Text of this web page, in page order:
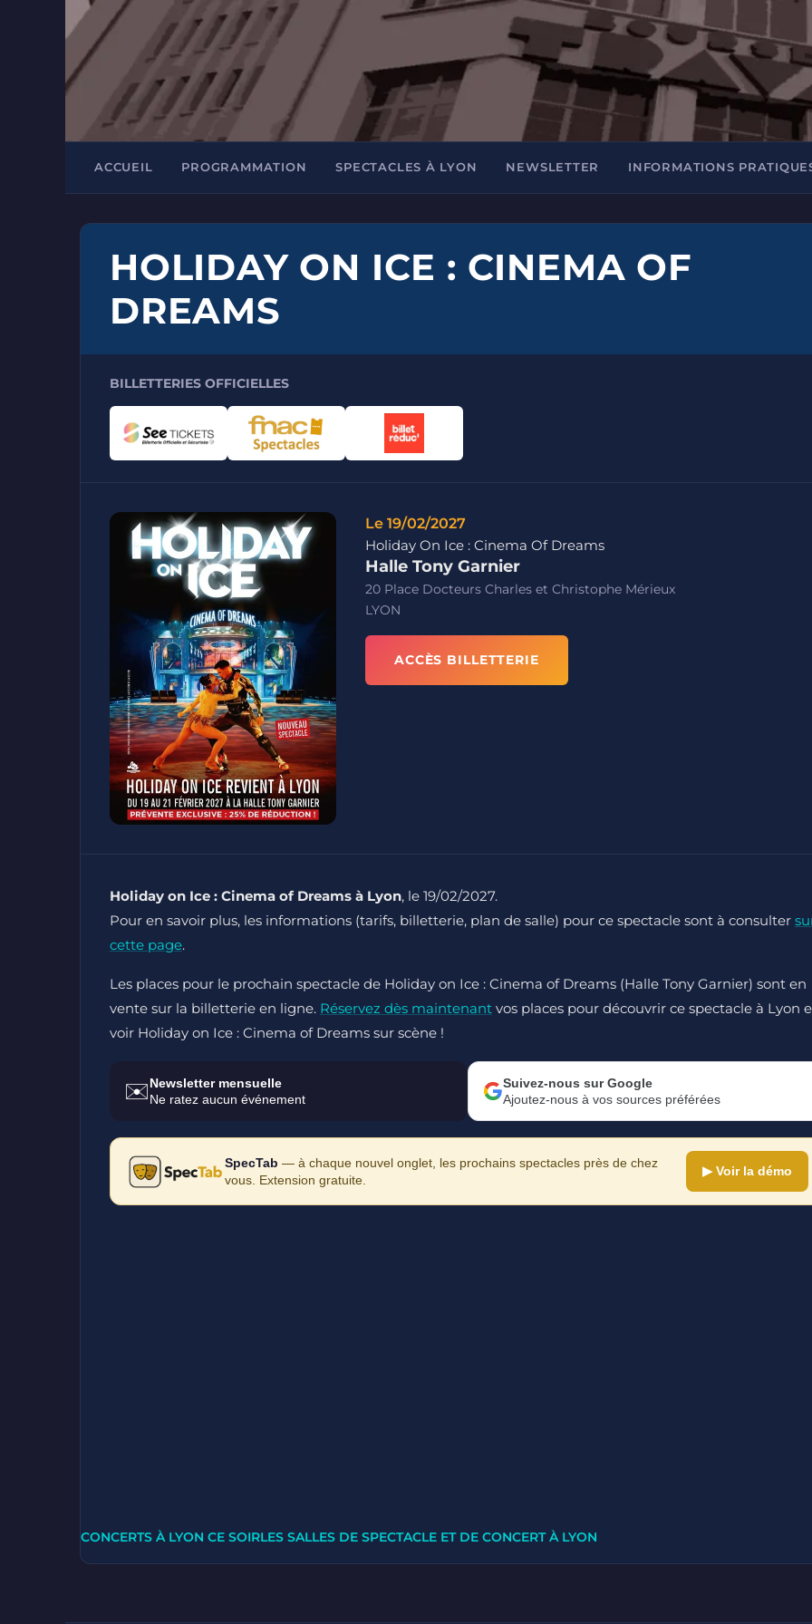
ACCUEIL PROGRAMMATION SPECTACLES À LYON NEWSLETTER INFORMATIONS
HOLIDAY ON ICE : CINEMA OF
DREAMS
BILLETTERIES OFFICIELLES
Le 19/02/2027
Holiday On Ice : Cinema Of Dreams
Halle Tony Garnier
20 Place Docteurs Charles et Christophe Mérieux
LYON
ACCÈS BILLETTERIE
Holiday on Ice : Cinema of Dreams à Lyon, le 19/02/2027.
Pour en savoir plus, les informations (tarifs, billetterie, plan de salle) pour ce spectacle sont à consulter
cette page.
Les places pour le prochain spectacle de Holiday on Ice : Cinema of Dreams (Halle Tony Garnier) sont en
vente sur la billetterie en ligne. Réservez dès maintenant vos places pour découvrir ce spectacle à Lyon
voir Holiday on Ice : Cinema of Dreams sur scène !
✉️Newsletter mensuelle
Ne ratez aucun événement
Suivez-nous sur Google
Ajoutez-nous à vos sources préférées
SpecTab — à chaque nouvel onglet, les prochains spectacles près de chez
vous. Extension gratuite.
▶ Voir la démo
CONCERTS À LYON CE SOIRLES SALLES DE SPECTACLE ET DE CONCERT À LYON